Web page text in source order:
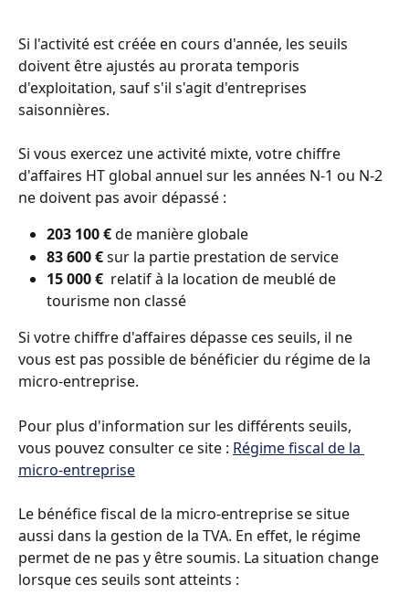
Si l'activité est créée en cours d'année, les seuils
doivent être ajustés au prorata temporis
d'exploitation, sauf s'il s'agit d'entreprises
saisonnières.
Si vous exercez une activité mixte, votre chiffre
d'affaires HT global annuel sur les années N-1 ou N-2
ne doivent pas avoir dépassé :
203 100 € de manière globale
83 600 € sur la partie prestation de service
15 000 €
  relatif à la location de meublé de
tourisme non classé
Si votre chiffre d'affaires dépasse ces seuils, il ne
vous est pas possible de bénéficier du régime de la
micro-entreprise.
Pour plus d'information sur les différents seuils,
vous pouvez consulter ce site : Régime fiscal de la
micro-entreprise
Le bénéfice fiscal de la micro-entreprise se situe
aussi dans la gestion de la TVA. En effet, le régime
permet de ne pas y être soumis. La situation change
lorsque ces seuils sont atteints :